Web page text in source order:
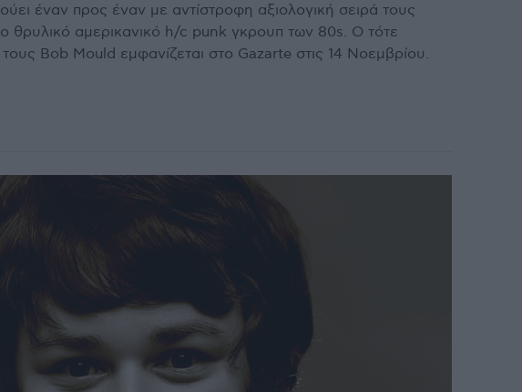
έναν προς έναν με αντίστροφη αξιολογική σειρά τους
θρυλικό αμερικανικό h/c punk γκρουπ των 80s. Ο τότε
Bob Mould εμφανίζεται στο Gazarte στις 14 Νοεμβρίου.